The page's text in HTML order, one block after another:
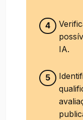
4
IA.
5